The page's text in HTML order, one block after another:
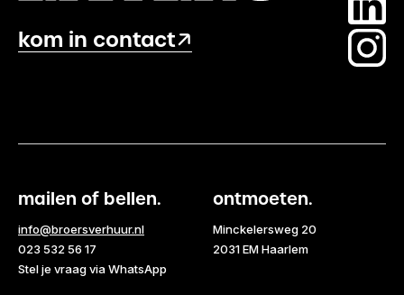
kom in contact
mailen of bellen.
info@broersverhuur.nl
023 532 56 17
Stel je vraag via WhatsApp
ontmoeten.
Minckelersweg 20
2031 EM Haarlem